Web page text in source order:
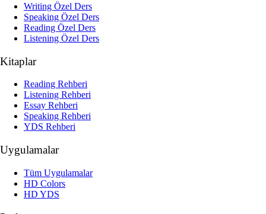
Writing Özel Ders
Speaking Özel Ders
Reading Özel Ders
Listening Özel Ders
Kitaplar
Reading Rehberi
Listening Rehberi
Essay Rehberi
Speaking Rehberi
YDS Rehberi
Uygulamalar
Tüm Uygulamalar
HD Colors
HD YDS